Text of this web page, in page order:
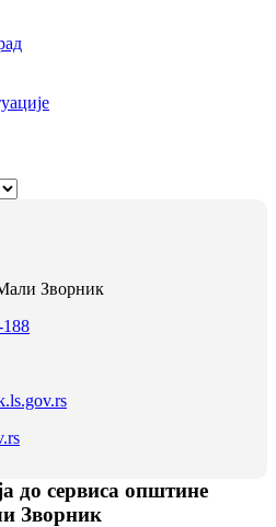
Зворник
до сервиса општине
Зворник